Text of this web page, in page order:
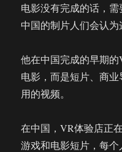
电影没有完成的话，
中国的制片人们会认为
他在中国完成的早期
电影，而是短片、商
用的视频。
在中国，VR体验店正
游戏和电影短片，每个